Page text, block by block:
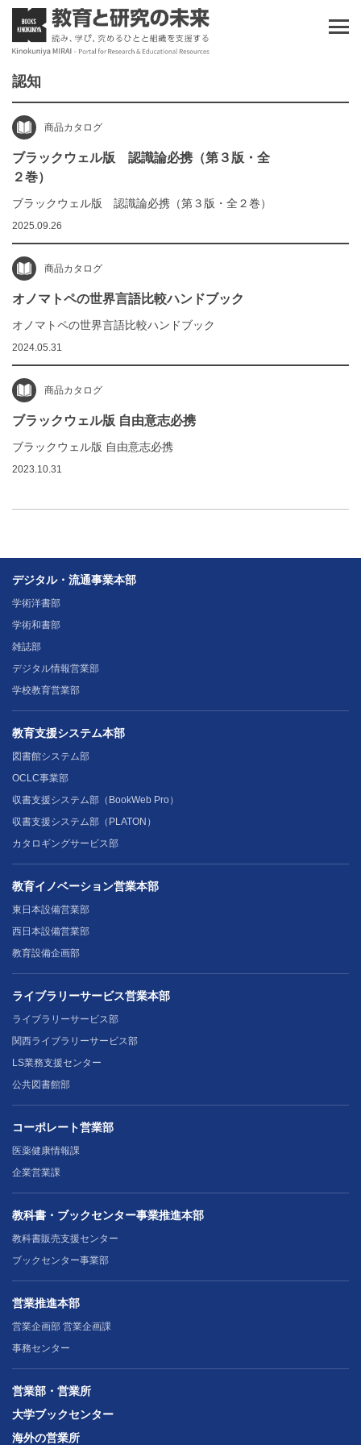
認知
商品カタログ
ブラックウェル版 認識論必携（第３版・全
２巻）
ブラックウェル版 認識論必携（第３版・全２巻）
2025.09.26
商品カタログ
オノマトペの世界言語比較ハンドブック
オノマトペの世界言語比較ハンドブック
2024.05.31
商品カタログ
ブラックウェル版 自由意志必携
ブラックウェル版 自由意志必携
2023.10.31
デジタル・流通事業本部
学術洋書部
学術和書部
雑誌部
デジタル情報営業部
学校教育営業部
教育支援システム本部
図書館システム部
OCLC事業部
収書支援システム部（BookWeb Pro）
収書支援システム部（PLATON）
カタロギングサービス部
教育イノベーション営業本部
東日本設備営業部
西日本設備営業部
教育設備企画部
ライブラリーサービス営業本部
ライブラリーサービス部
関西ライブラリーサービス部
LS業務支援センター
公共図書館部
コーポレート営業部
医薬健康情報課
企業営業課
教科書・ブックセンター事業推進本部
教科書販売支援センター
ブックセンター事業部
営業推進本部
営業企画部 営業企画課
事務センター
営業部・営業所
大学ブックセンター
海外の営業所